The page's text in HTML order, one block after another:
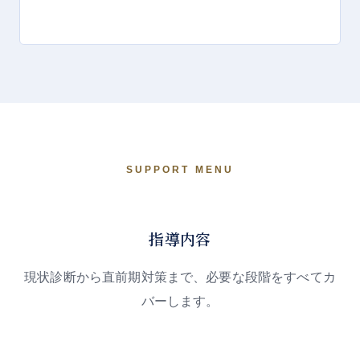
SUPPORT MENU
指導内容
現状診断から直前期対策まで、必要な段階をすべてカ
バーします。